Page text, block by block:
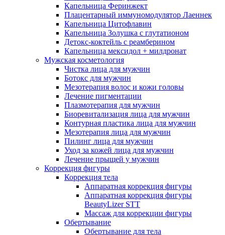
Капельница Феринжект
Плацентарный иммуномодулятор Лаеннек
Капельница Цитофлавин
Капельница Золушка с глутатионом
Детокс-коктейль с реамберином
Капельница мексидол + милдронат
Мужская косметология
Чистка лица для мужчин
Ботокс для мужчин
Мезотерапия волос и кожи головы
Лечение пигментации
Плазмотерапия для мужчин
Биоревитализация лица для мужчин
Контурная пластика лица для мужчин
Мезотерапия лица для мужчин
Пилинг лица для мужчин
Уход за кожей лица для мужчин
Лечение прыщей у мужчин
Коррекция фигуры
Коррекция тела
Аппаратная коррекция фигуры
Аппаратная коррекция фигуры
BeautyLizer STT
Массаж для коррекции фигуры
Обертывание
Обертывание для тела